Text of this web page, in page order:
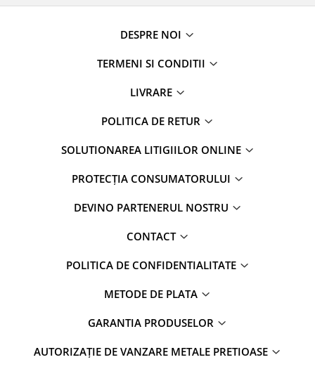
DESPRE NOI
TERMENI SI CONDITII
LIVRARE
POLITICA DE RETUR
SOLUTIONAREA LITIGIILOR ONLINE
PROTECȚIA CONSUMATORULUI
DEVINO PARTENERUL NOSTRU
CONTACT
POLITICA DE CONFIDENTIALITATE
METODE DE PLATA
GARANTIA PRODUSELOR
AUTORIZAȚIE DE VANZARE METALE PRETIOASE